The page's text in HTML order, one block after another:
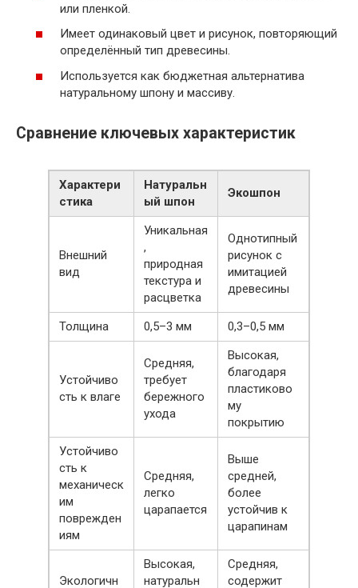
или пленкой.
Имеет одинаковый цвет и рисунок, повторяющий
определённый тип древесины.
Используется как бюджетная альтернатива
натуральному шпону и массиву.
Сравнение ключевых характеристик
Характери
стика
Натуральн
ый шпон
Экошпон
Внешний
вид
Уникальная
,
природная
текстура и
расцветка
Однотипный
рисунок с
имитацией
древесины
Толщина 0,5–3 мм 0,3–0,5 мм
Устойчиво
сть к влаге
Средняя,
требует
бережного
ухода
Высокая,
благодаря
пластиково
му
покрытию
Устойчиво
сть к
механическ
им
поврежден
иям
Средняя,
легко
царапается
Выше
средней,
более
устойчив к
царапинам
Экологичн
Высокая,
натуральн
Средняя,
содержит